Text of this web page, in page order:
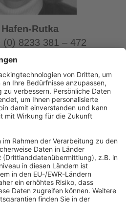
Rutka
(0) 8233 381 – 472
Rutka[at]forum-
bei uns